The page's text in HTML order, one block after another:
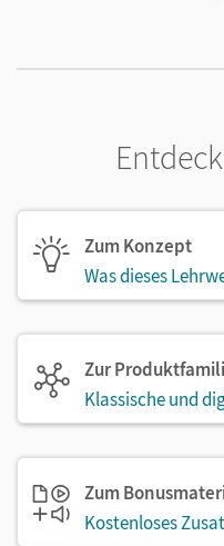
Zum Konzept
Was dieses
Zur
Klassische und
Zum
Kostenloses